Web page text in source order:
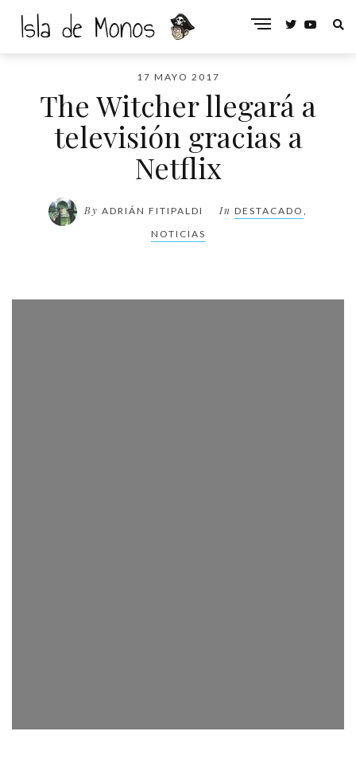
17 MAYO 2017
The Witcher llegará a
televisión gracias a
Netflix
By ADRIÁN FITIPALDI In DESTACADO ,
NOTICIAS